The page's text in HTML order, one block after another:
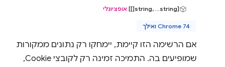
‫[string, ...string[]] אופציונלי
Chrome 74 ואילך
אם הרשימה הזו קיימת, יימחקו רק נתונים ממקורות
שמופיעים בה. התמיכה זמינה רק לקובצי Cookie,